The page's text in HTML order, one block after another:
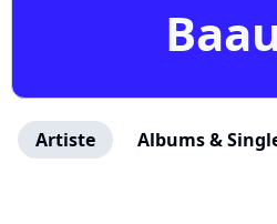
Artiste Albums &